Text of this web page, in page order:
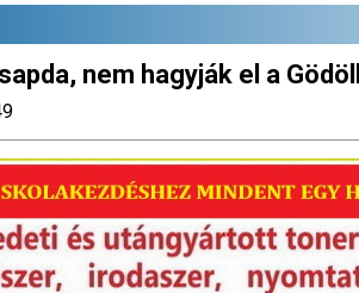
nem hagyják el a